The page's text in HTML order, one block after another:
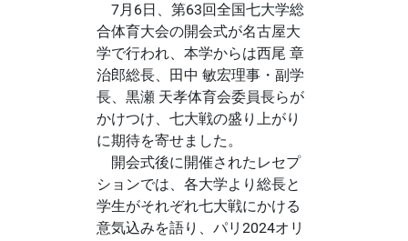
7月6日、第63回全国七大学総
合体育大会の開会式が名古屋大
学で行われ、本学からは西尾 章
治郎総長、田中 敏宏理事・副学
長、黒瀬 天孝体育会委員長らが
かけつけ、七大戦の盛り上がり
に期待を寄せました。
開会式後に開催されたレセプ
ションでは、各大学より総長と
学生がそれぞれ七大戦にかける
意気込みを語り、パリ2024オリ